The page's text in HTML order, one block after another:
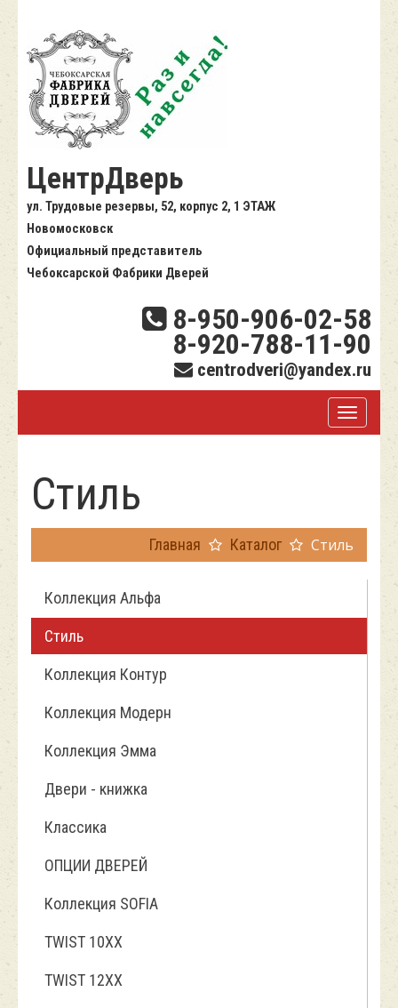
ЦентрДверь
ул. Трудовые резервы, 52, корпус 2, 1 ЭТАЖ
Новомосковск
Официальный представитель
Чебоксарской Фабрики Дверей
8-950-906-02-58
8-920-788-11-90
centrodveri@yandex.ru
Стиль
Главная Каталог Стиль
Коллекция Альфа
Стиль
Коллекция Контур
Коллекция Модерн
Коллекция Эмма
Двери - книжка
Классика
ОПЦИИ ДВЕРЕЙ
Коллекция SOFIA
TWIST 10ХХ
TWIST 12XX